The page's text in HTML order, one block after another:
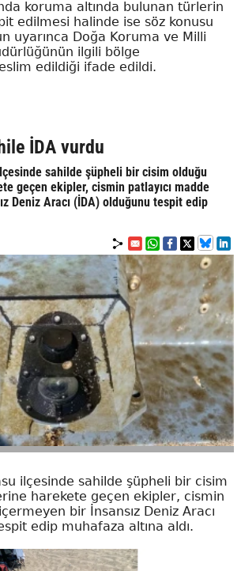
koruma altında bulunan türlerin
edilmesi halinde ise söz konusu
uyarınca Doğa Koruma ve Milli
ilgili bölge
edildiği ifade edildi.
İDA vurdu
sahilde şüpheli bir cisim olduğu
geçen ekipler, cismin patlayıcı madde
Deniz Aracı (İDA) olduğunu tespit edip
ilçesinde sahilde şüpheli bir cisim
harekete geçen ekipler, cismin
bir İnsansız Deniz Aracı
edip muhafaza altına aldı.